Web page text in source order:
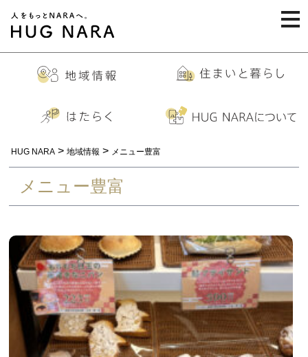
HUG NARA > 地域情報 > メニュー豊富
メニュー豊富